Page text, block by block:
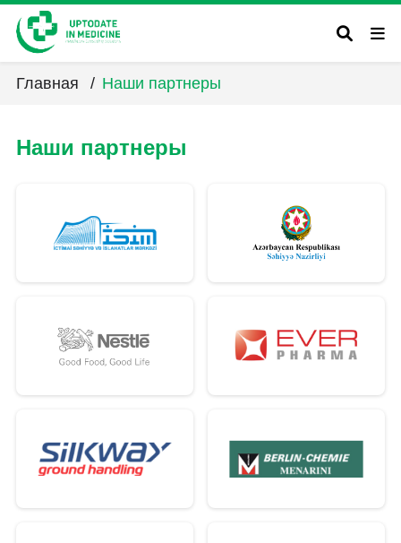
Главная / Наши партнеры
Наши партнеры